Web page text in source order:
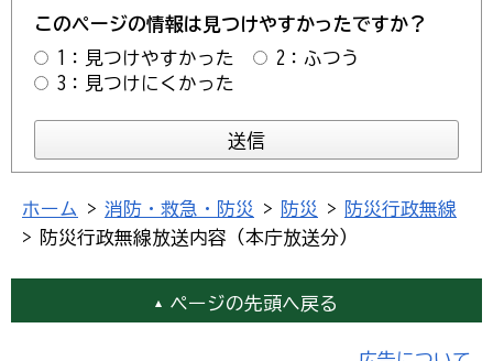
このページの情報は見つけやすかったですか？
1：見つけやすかった
2：ふつう
3：見つけにくかった
ホーム > 消防・救急・防災 > 防災 > 防災行政無線
> 防災行政無線放送内容（本庁放送分）
ページの先頭へ戻る